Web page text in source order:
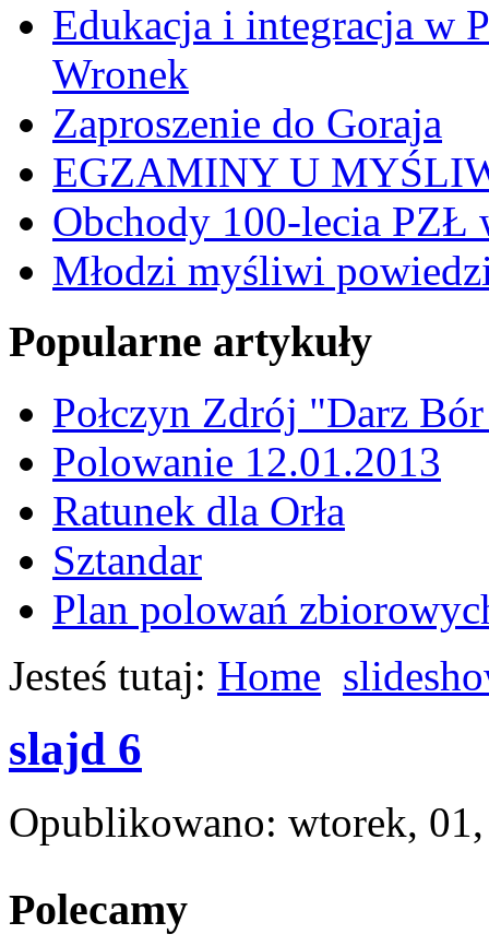
Edukacja i integracja w
Wronek
Zaproszenie do Goraja
EGZAMINY U
Obchody 100-lecia PZŁ
Młodzi myśliwi
Popularne artykuły
Połczyn Zdrój "Darz
Polowanie 12.01.2013
Ratunek dla Orła
Sztandar
Plan polowań
Jesteś tutaj: Home
slajd 6
Opublikowano: wtorek,
Polecamy